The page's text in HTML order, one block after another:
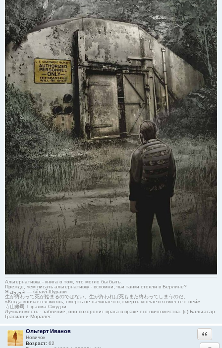
Альтернативка - книга о том, что могло бы быть.
Прежде, чем писать альтернативку - вспомни, чьи танки стояли в Берлине?
Я-شوروی — šûravî-Шурави
生が終わって死が始まるのではない。生が終われば死もまた終わってしまうのだ。
«Когда кончается жизнь, смерть не начинается, смерть кончается вместе с ней»
寺山修司 Тэраяма Сюудзи
Лучшая месть - забвение, оно похоронит врага в прахе его ничтожества. (с) Бальтасар
Грасиан-и-Моралес
Ольгерт Иванов
Новичок
Возраст: 62